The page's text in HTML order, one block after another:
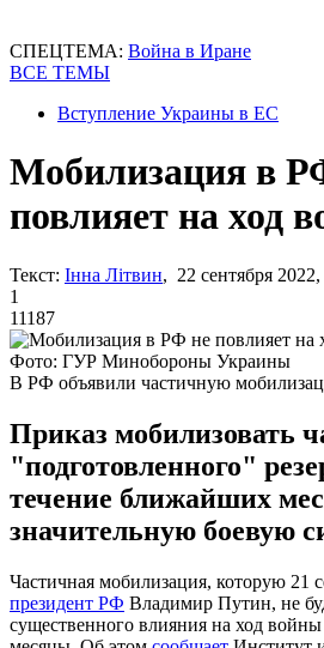
СПЕЦТЕМА: Война в Иране
ВСЕ ТЕМЫ
Вступление Украины в ЕС
Мобилизация в
повлияет на ход
Текст: Інна Літвин, 22 сентября
1
11187
Фото: ГУР Минобороны Украины
В РФ объявили частичную
Приказ мобилизовать
"подготовленного"
течение ближайших
значительную боевую
Частичная мобилизация, которую 21
президент РФ Владимир Путин, не
существенного влияния на ход